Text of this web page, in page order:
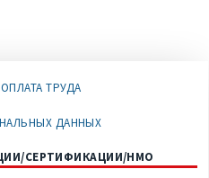
ТРУДА
ДАННЫХ
СЕРТИФИКАЦИИ/НМО